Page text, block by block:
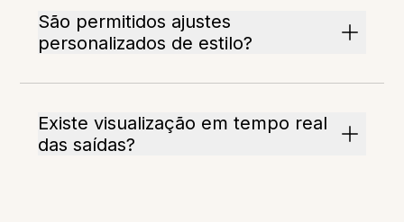
São permitidos ajustes
personalizados de estilo?
Existe visualização em tempo real
das saídas?